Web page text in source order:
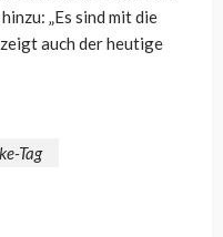
„Es sind mit die
auch der heutige
Tag